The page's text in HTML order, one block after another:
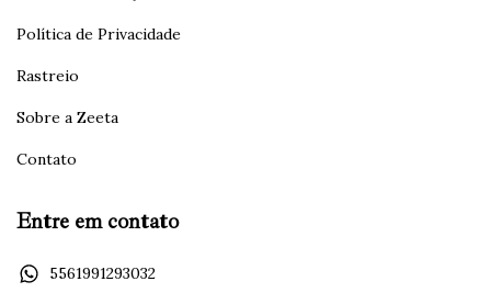
Política de Privacidade
Rastreio
Sobre a Zeeta
Contato
Entre em contato
5561991293032